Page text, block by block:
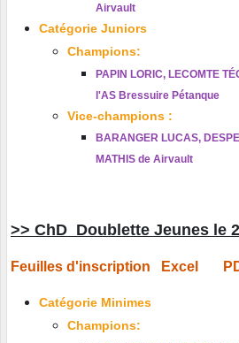
Airvault
Catégorie Juniors
Champions:
PAPIN LORIC, LECOMTE
l'AS Bressuire Pétanque
Vice-champions :
BARANGER LUCAS,
MATHIS de Airvault
>> ChD Doublette Jeunes le
Feuilles d'inscription Excel
Catégorie Minimes
Champions: